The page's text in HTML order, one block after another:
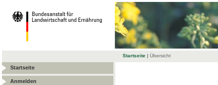
Startseite | Übersicht
Startseite
Anmelden